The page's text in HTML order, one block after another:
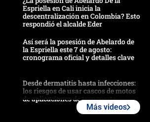
Espriella en Cali inicia la
descentralización en Colombia? Esto
respondió el alcalde Eder
Así será la posesión de Abelardo de
la Espriella este 7 de agosto:
cronograma oficial y detalles clave
Desde dermatitis hasta infecciones:
los riesgos de usar cascos de motos
de aplicaciones de transporte
Más videos